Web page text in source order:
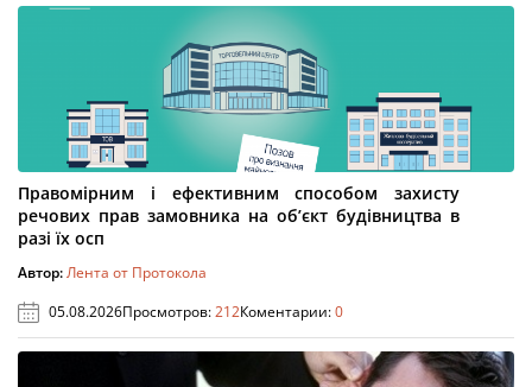
Правомірним і ефективним способом захисту
речових прав замовника на об’єкт будівництва в
разі їх осп
Автор:Лента от Протокола
05.08.2026Просмотров:212Коментарии:0